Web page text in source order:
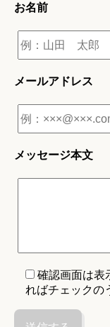
お名前
メールアドレス
メッセージ本文
確認画面は表
ればチェックの